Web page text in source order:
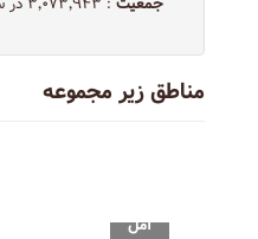
مناطق زیر مجموعه
آمل